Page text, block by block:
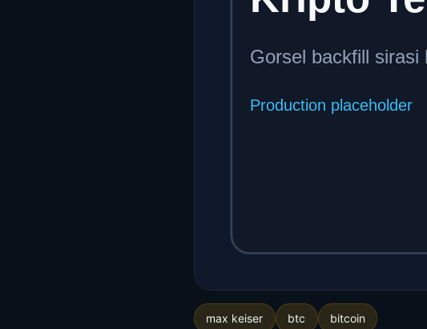
max keiser btc bitcoin